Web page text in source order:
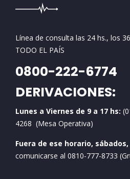
Línea de consulta las 24 hs., los
TODO EL PAÍS
0800-222-6774
DERIVACIONES:
Lunes a Viernes de 9 a 17 hs:
4268 (Mesa Operativa)
Fuera de ese horario,
comunicarse al 0810-777-8733